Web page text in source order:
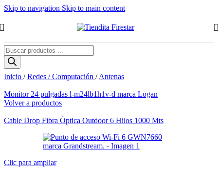
Skip to navigation Skip to main content
Búsqueda
de
productos
Inicio / Redes / Computación / Antenas
Monitor 24 pulgadas l-m24lb1h1v-d marca Logan
Volver a productos
Cable Drop Fibra Óptica Outdoor 6 Hilos 1000 Mts
Clic para ampliar